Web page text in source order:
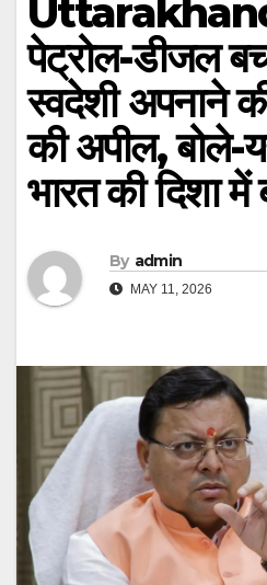
पेट्रोल-डीजल
स्वदेशी अपनाने
की अपील, बोले-
भारत की दिशा
By admin
MAY 11, 2026